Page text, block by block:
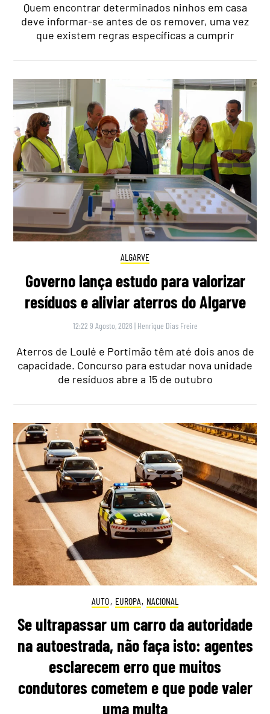
Quem encontrar determinados ninhos em casa
deve informar-se antes de os remover, uma vez
que existem regras específicas a cumprir
ALGARVE
Governo lança estudo para valorizar
resíduos e aliviar aterros do Algarve
12:22 9 Agosto, 2026 | Henrique Dias Freire
Aterros de Loulé e Portimão têm até dois anos de
capacidade. Concurso para estudar nova unidade
de resíduos abre a 15 de outubro
AUTO, EUROPA, NACIONAL
Se ultrapassar um carro da autoridade
na autoestrada, não faça isto: agentes
esclarecem erro que muitos
condutores cometem e que pode valer
uma multa